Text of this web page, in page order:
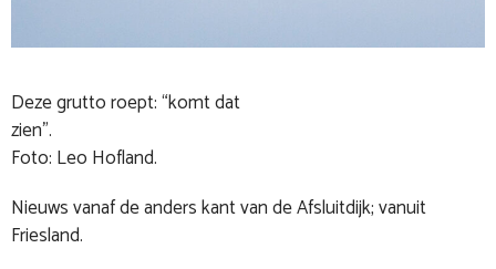
Deze grutto roept: “komt dat
Foto: Leo Hofland.
Nieuws vanaf de anders kant van de Afsluitdijk; vanuit
Friesland.